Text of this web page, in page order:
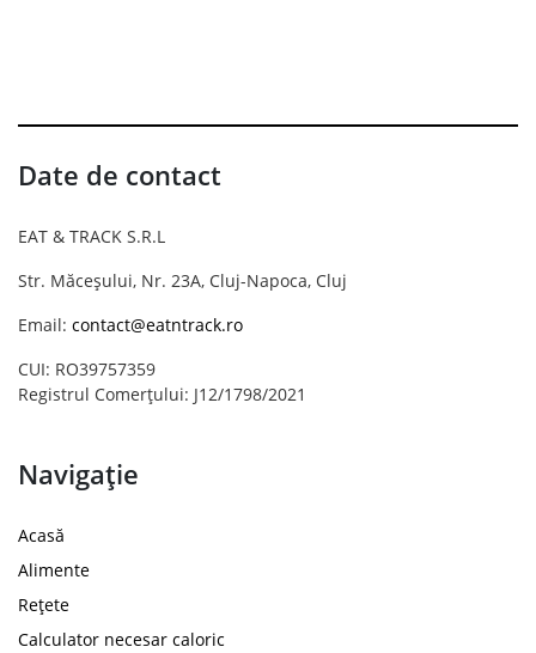
Date de contact
EAT & TRACK S.R.L
Str. Măceșului, Nr. 23A, Cluj-Napoca, Cluj
Email: contact@eatntrack.ro
CUI: RO39757359
Registrul Comerțului: J12/1798/2021
Navigație
Acasă
Alimente
Rețete
Calculator necesar caloric